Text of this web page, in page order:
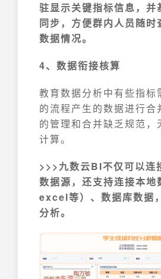
驻显示关键指标信息，并
同步，方便群内人员随时
数据情况。
4、数据衔接核算
教育数据分析中有些指标
的流程产生的数据进行合
的管理和合并缺乏规范，
计算。
>>>九数云BI不仅可以连
数据源，还支持连接本地
excel等）、数据库数据
分析。